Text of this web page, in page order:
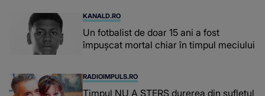
KANALD.RO
Un fotbalist de doar 15 ani a fost
împușcat mortal chiar în timpul meciului
RADIOIMPULS.RO
Timpul NU A ȘTERS durerea din sufletul